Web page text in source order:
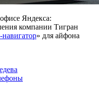
Яндекса:
компании Тигран
» для айфона